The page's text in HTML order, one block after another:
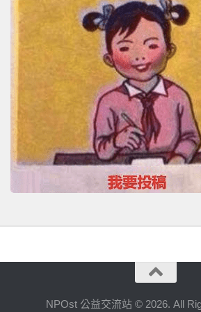
NPOst 公益交流站 © 2026. All